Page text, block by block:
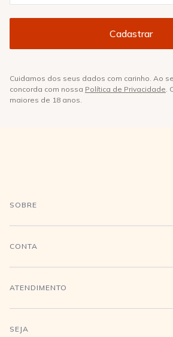
Cuidamos dos seus dados com carinho. Ao
concorda com nossa Política de Privacidade.
maiores de 18 anos.
SOBRE
História
Conecte-se
CONTA
Login
ATENDIMENTO
Compra Segura
SEJA